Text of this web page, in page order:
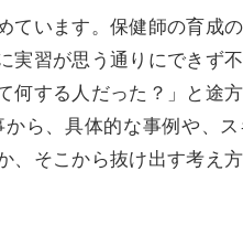
います。保健師の育成
習が思う通りにできず不
何する人だった？」と途
ら、具体的な事例や、
、そこから抜け出す考え